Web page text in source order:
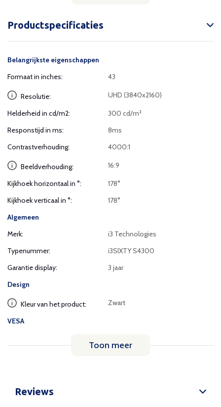
Productspecificaties
Belangrijkste eigenschappen
Formaat in inches:
43
Resolutie: UHD (3840x2160)
Helderheid in cd/m2:
300 cd/m²
Responstijd in ms:
8ms
Contrastverhouding:
4000:1
Beeldverhouding: 16:9
Kijkhoek horizontaal in °:
178°
Kijkhoek verticaal in °:
178°
Algemeen
Merk:
i3 Technologies
Typenummer:
i3SIXTY S4300
Garantie display:
3 jaar
Design
Kleur van het product: Zwart
VESA
Toon meer
Reviews